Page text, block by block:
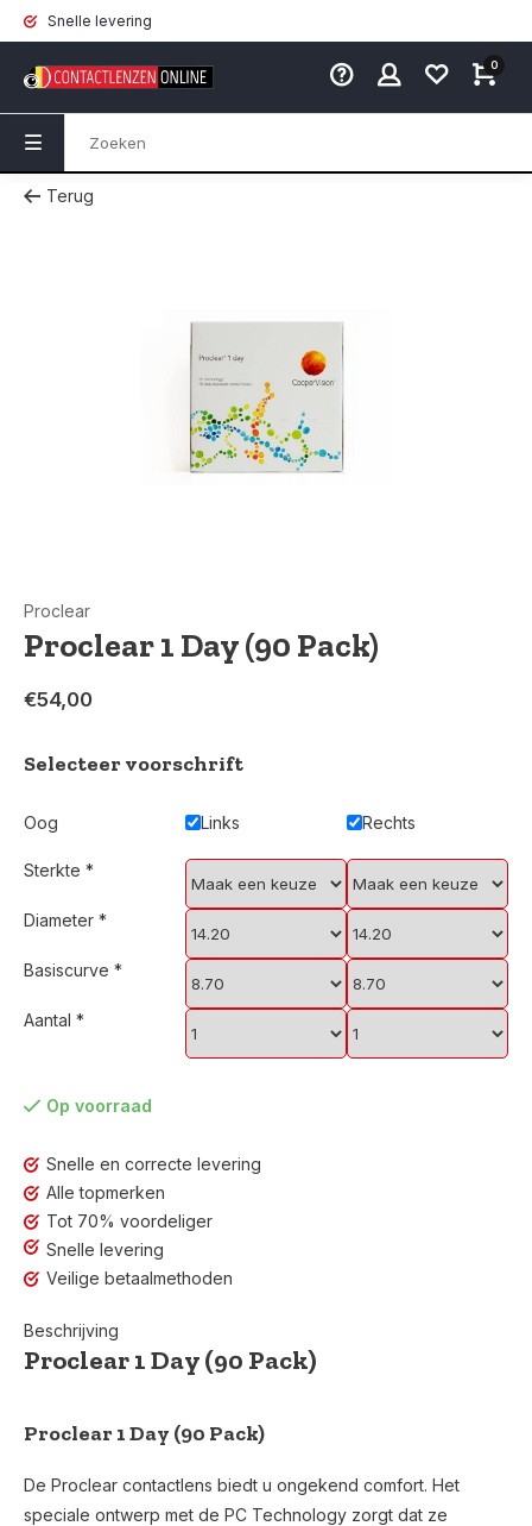
Snelle levering
0
Terug
Proclear
Proclear 1 Day (90 Pack)
€54,00
Selecteer voorschrift
Oog Links Rechts
Sterkte *
Diameter *
Basiscurve *
Aantal *
Op voorraad
Snelle en correcte levering
Alle topmerken
Tot 70% voordeliger
Snelle levering
Veilige betaalmethoden
Beschrijving
Proclear 1 Day (90 Pack)
Proclear 1 Day (90 Pack)
De Proclear contactlens biedt u ongekend comfort. Het
speciale ontwerp met de PC Technology zorgt dat ze